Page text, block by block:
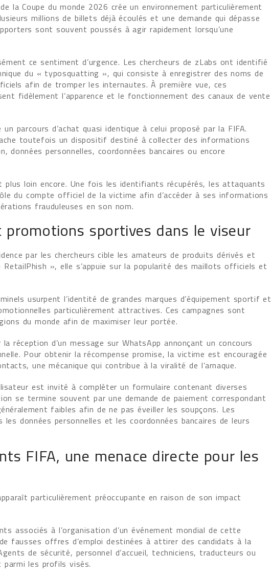
la Coupe du monde 2026 crée un environnement particulièrement
millions de billets déjà écoulés et une demande qui dépasse
sont souvent poussés à agir rapidement lorsqu’une
ce sentiment d’urgence. Les chercheurs de zLabs ont identifié
du « typosquatting », qui consiste à enregistrer des noms de
afin de tromper les internautes. À première vue, ces
fidèlement l’apparence et le fonctionnement des canaux de vente
parcours d’achat quasi identique à celui proposé par la FIFA.
toutefois un dispositif destiné à collecter des informations
données personnelles, coordonnées bancaires ou encore
plus loin encore. Une fois les identifiants récupérés, les attaquants
du compte officiel de la victime afin d’accéder à ses informations
frauduleuses en son nom.
sportives dans le viseur
par les chercheurs cible les amateurs de produits dérivés et
», elle s’appuie sur la popularité des maillots officiels et
usurpent l’identité de grandes marques d’équipement sportif et
particulièrement attractives. Ces campagnes sont
du monde afin de maximiser leur portée.
réception d’un message sur WhatsApp annonçant un concours
Pour obtenir la récompense promise, la victime est encouragée
une mécanique qui contribue à la viralité de l’arnaque.
est invité à compléter un formulaire contenant diverses
se termine souvent par une demande de paiement correspondant
faibles afin de ne pas éveiller les soupçons. Les
données personnelles et les coordonnées bancaires de leurs
FIFA, une menace directe pour les
particulièrement préoccupante en raison de son impact
associés à l’organisation d’un événement mondial de cette
fausses offres d’emploi destinées à attirer des candidats à la
de sécurité, personnel d’accueil, techniciens, traducteurs ou
les profils visés.